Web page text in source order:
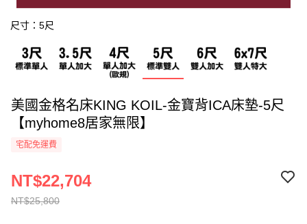
尺寸：5尺
美國金格名床KING KOIL-金寶背ICA床墊-5尺
【myhome8居家無限】
宅配免運費
NT$25,800
NT$22,704